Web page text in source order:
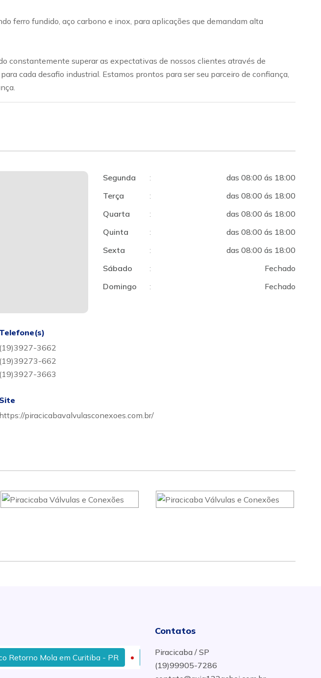
ferro fundido, aço carbono e inox, para aplicações que demandam alta
constantemente superar as expectativas de nossos clientes através de
cada desafio industrial. Estamos prontos para ser seu parceiro de confiança,
Segunda :
das 08:00 ás 18:00
Terça
:
das 08:00 ás 18:00
Quarta
:
das 08:00 ás 18:00
Quinta
:
das 08:00 ás 18:00
Sexta
:
das 08:00 ás 18:00
Sábado
:
Fechado
Domingo
: Fechado
Telefone(s)
(19)3927-3662
(19)39273-662
(19)3927-3663
Site
https://piracicabavalvulasconexoes.com.br/
Mola em Curitiba - PR Válvulas Esfera Tripartida Em Aço Inox em Ribeirão
Contatos
Piracicaba / SP
(19)99905-7286